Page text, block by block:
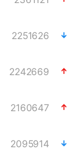
2251626
2242669
2160647
2095914